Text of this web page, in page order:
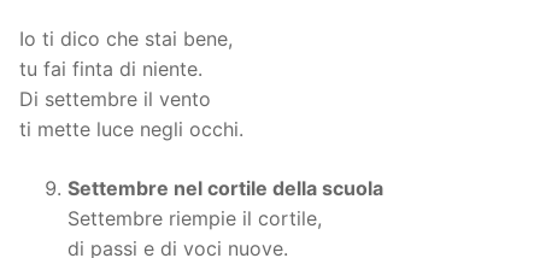
Io ti dico che stai bene,
tu fai finta di niente.
Di settembre il vento
ti mette luce negli occhi.
Settembre nel cortile della scuola
Settembre riempie il cortile,
di passi e di voci nuove.